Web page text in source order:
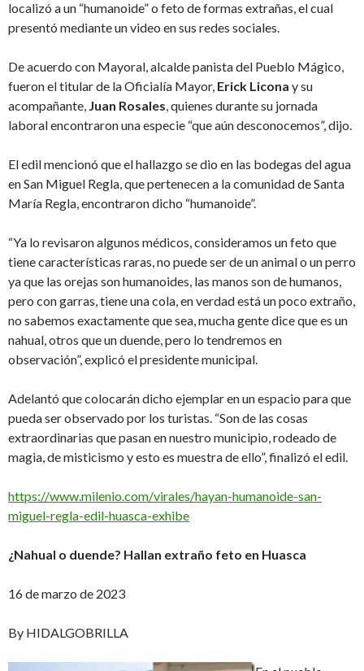
localizó a un “humanoide” o feto de formas extrañas, el cual
presentó mediante un video en sus redes sociales.
De acuerdo con Mayoral, alcalde panista del Pueblo Mágico,
fueron el titular de la Oficialía Mayor, Erick Licona y su
acompañante, Juan Rosales, quienes durante su jornada
laboral encontraron una especie “que aún desconocemos”, dijo.
El edil mencionó que el hallazgo se dio en las bodegas del agua
en San Miguel Regla, que pertenecen a la comunidad de Santa
María Regla, encontraron dicho “humanoide”.
“Ya lo revisaron algunos médicos, consideramos un feto que
tiene características raras, no puede ser de un animal o un perro
ya que las orejas son humanoides, las manos son de humanos,
pero con garras, tiene una cola, en verdad está un poco extraño,
no sabemos exactamente que sea, mucha gente dice que es un
nahual, otros que un duende, pero lo tendremos en
observación”, explicó el presidente municipal.
Adelantó que colocarán dicho ejemplar en un espacio para que
pueda ser observado por los turistas. “Son de las cosas
extraordinarias que pasan en nuestro municipio, rodeado de
magia, de misticismo y esto es muestra de ello”, finalizó el edil.
https://www.milenio.com/virales/hayan-humanoide-san-
miguel-regla-edil-huasca-exhibe
¿Nahual o duende? Hallan extraño feto en Huasca
16 de marzo de 2023
By HIDALGOBRILLA